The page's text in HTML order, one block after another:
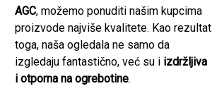
AGC, možemo ponuditi našim kupcima
proizvode najviše kvalitete. Kao rezultat
toga, naša ogledala ne samo da
izgledaju fantastično, već su i izdržljiva
i otporna na ogrebotine.